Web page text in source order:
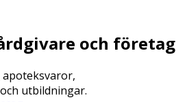
och företag
apoteksvaror,
utbildningar.